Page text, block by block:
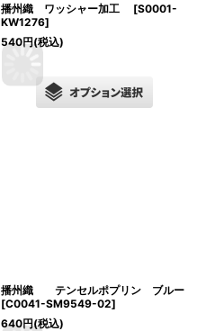
播州織 ワッシャー加工 [S0001-
KW1276]
540円(税込)
播州織 テンセルポプリン ブルー
[C0041-SM9549-02]
640円(税込)